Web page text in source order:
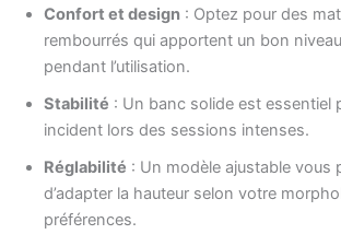
Confort et design : Optez pour des
rembourrés qui apportent un bon
pendant l’utilisation.
Stabilité : Un banc solide est essentiel
incident lors des sessions intenses.
Réglabilité : Un modèle ajustable vous
d’adapter la hauteur selon votre
préférences.